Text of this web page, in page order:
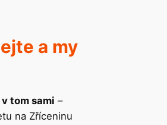
a my
tom sami –
na Zříceninu